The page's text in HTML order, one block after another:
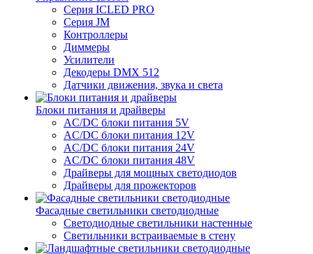
Серия ICLED PRO
Серия JM
Контроллеры
Диммеры
Усилители
Декодеры DMX 512
Датчики движения, звука и света
Блоки питания и драйверы
AC/DC блоки питания 5V
AC/DC блоки питания 12V
AC/DC блоки питания 24V
AC/DC блоки питания 48V
Драйверы для мощных светодиодов
Драйверы для прожекторов
Фасадные светильники светодиодные
Светодиодные светильники настенные
Светильники встраиваемые в стену